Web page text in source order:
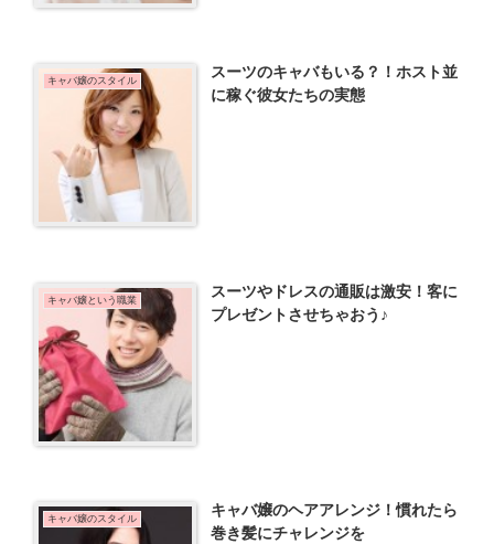
キャバ嬢のスタイル
スーツのキャバもいる？！ホスト並
に稼ぐ彼女たちの実態
キャバ嬢という職業
スーツやドレスの通販は激安！客に
プレゼントさせちゃおう♪
キャバ嬢のスタイル
キャバ嬢のヘアアレンジ！慣れたら
巻き髪にチャレンジを